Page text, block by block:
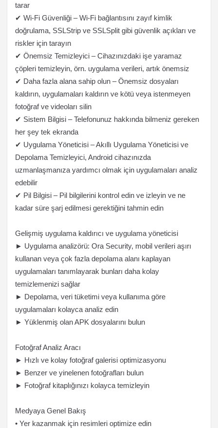
tarar
✔ Wi-Fi Güvenliği – Wi-Fi bağlantısını zayıf kimlik
doğrulama, SSLStrip ve SSLSplit gibi güvenlik açıkları ve
riskler için tarayın
✔ Önemsiz Temizleyici – Cihazınızdaki işe yaramaz
çöpleri temizleyin, örn. uygulama verileri, artık önemsiz
✔ Daha fazla alana sahip olun – Önemsiz dosyaları
kaldırın, uygulamaları kaldırın ve kötü veya istenmeyen
fotoğraf ve videoları silin
✔ Sistem Bilgisi – Telefonunuz hakkında bilmeniz gereken
her şey tek ekranda
✔ Uygulama Yöneticisi – Akıllı Uygulama Yöneticisi ve
Depolama Temizleyici, Android cihazınızda
uzmanlaşmanıza yardımcı olmak için uygulamaları analiz
edebilir
✔ Pil Bilgisi – Pil bilgilerini kontrol edin ve izleyin ve ne
kadar süre şarj edilmesi gerektiğini tahmin edin
Gelişmiş uygulama kaldırıcı ve uygulama yöneticisi
► Uygulama analizörü: Ora Security, mobil verileri aşırı
kullanan veya çok fazla depolama alanı kaplayan
uygulamaları tanımlayarak bunları daha kolay
temizlemenizi sağlar
► Depolama, veri tüketimi veya kullanıma göre
uygulamaları kolayca analiz edin
► Yüklenmiş olan APK dosyalarını bulun
Fotoğraf Analiz Aracı
► Hızlı ve kolay fotoğraf galerisi optimizasyonu
► Benzer ve yinelenen fotoğrafları bulun
► Fotoğraf kitaplığınızı kolayca temizleyin
Medyaya Genel Bakış
• Yer kazanmak için resimleri optimize edin